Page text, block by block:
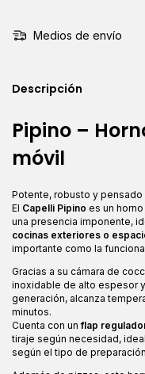
Medios de envío
Descripción
Pipino –
móvil
Potente, robusto y pensado
El Capelli Pipino es un
una presencia imponente,
cocinas exteriores o
importante como la
Gracias a su cámara de
inoxidable de alto espesor
generación, alcanza
minutos.
Cuenta con unflap
tiraje según necesidad,
según el tipo de